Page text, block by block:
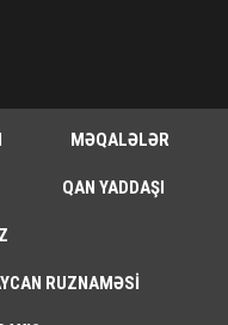
MƏQALƏLƏR
QAN YADDAŞI
RUZNAMƏSI